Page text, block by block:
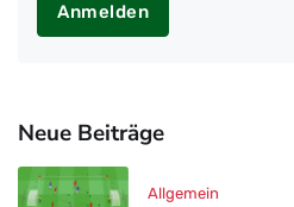
Anmelden
Neue Beiträge
Allgemein